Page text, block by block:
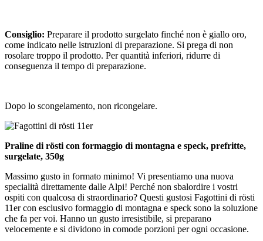
Consiglio: Preparare il prodotto surgelato finché non è giallo oro,
come indicato nelle istruzioni di preparazione. Si prega di non
rosolare troppo il prodotto. Per quantità inferiori, ridurre di
conseguenza il tempo di preparazione.
Dopo lo scongelamento, non ricongelare.
Praline di rösti con formaggio di montagna e speck, prefritte,
surgelate, 350g
Massimo gusto in formato minimo! Vi presentiamo una nuova
specialità direttamente dalle Alpi! Perché non sbalordire i vostri
ospiti con qualcosa di straordinario? Questi gustosi Fagottini di rösti
11er con esclusivo formaggio di montagna e speck sono la soluzione
che fa per voi. Hanno un gusto irresistibile, si preparano
velocemente e si dividono in comode porzioni per ogni occasione.